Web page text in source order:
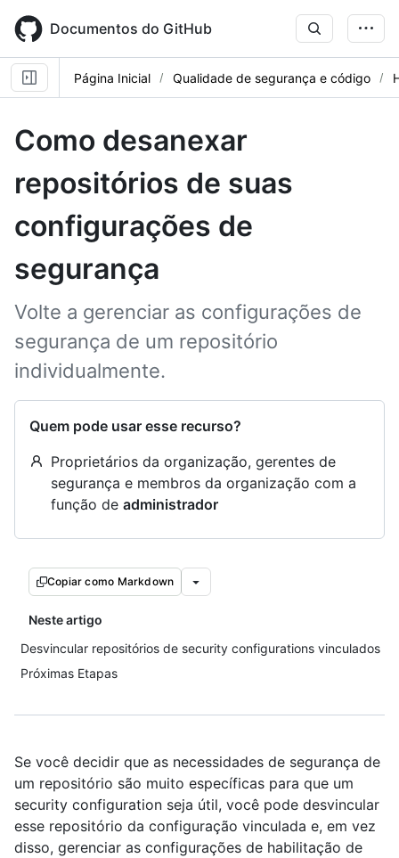
main
content
Documentos do GitHub
Página Inicial Qualidade de segurança e código
Como desanexar
repositórios de suas
configurações de
segurança
Volte a gerenciar as configurações de
segurança de um repositório
individualmente.
Quem pode usar esse recurso?
Proprietários da organização, gerentes de
segurança e membros da organização com a
função de administrador
Copiar como Markdown
Neste artigo
Desvincular repositórios de security configurations vinculados
Próximas Etapas
Se você decidir que as necessidades de segurança de
um repositório são muito específicas para que um
security configuration seja útil, você pode desvincular
esse repositório da configuração vinculada e, em vez
disso, gerenciar as configurações de habilitação de